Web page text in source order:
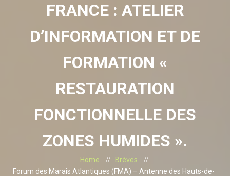
FRANCE : ATELIER
D’INFORMATION ET DE
FORMATION «
RESTAURATION
FONCTIONNELLE DES
ZONES HUMIDES ».
Home
Brèves
Forum des Marais Atlantiques (FMA) – Antenne des Hauts-de-